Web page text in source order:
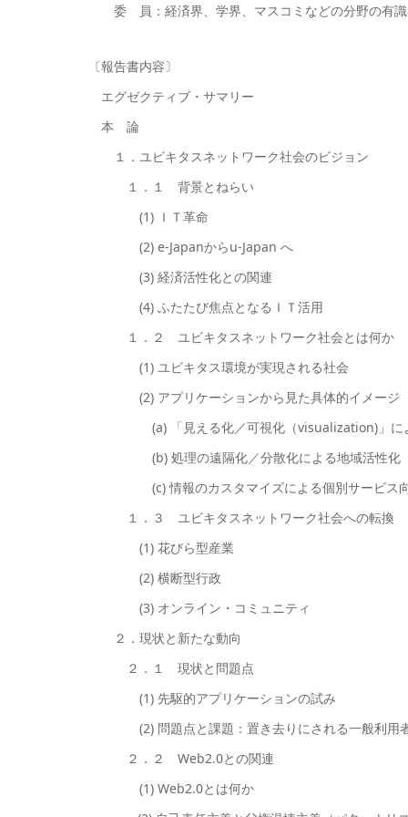
委 員：経済界、学界、マスコミなどの分野の有識
〔報告書内容〕
エグゼクティブ・サマリー
本 論
１．ユビキタスネットワーク社会のビジョン
１．１ 背景とねらい
(1) ＩＴ革命
(2) e-Japanからu-Japan へ
(3) 経済活性化との関連
(4) ふたたび焦点となるＩＴ活用
１．２ ユビキタスネットワーク社会とは何か
(1) ユビキタス環境が実現される社会
(2) アプリケーションから見た具体的イメージ
(a) 「見える化／可視化（visualization)」によ
(b) 処理の遠隔化／分散化による地域活性化
(c) 情報のカスタマイズによる個別サービス
１．３ ユビキタスネットワーク社会への転換
(1) 花びら型産業
(2) 横断型行政
(3) オンライン・コミュニティ
２．現状と新たな動向
２．１ 現状と問題点
(1) 先駆的アプリケーションの試み
(2) 問題点と課題：置き去りにされる一般利用
２．２ Web2.0との関連
(1) Web2.0とは何か